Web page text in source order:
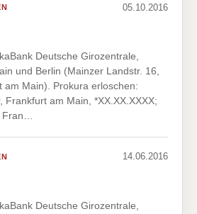
05.10.2016
Deutsche Girozentrale,
und Berlin (Mainzer Landstr. 16,
am Main). Prokura erloschen:
Frankfurt am Main, *XX.XX.XXXX;
Fran…
14.06.2016
Deutsche Girozentrale,